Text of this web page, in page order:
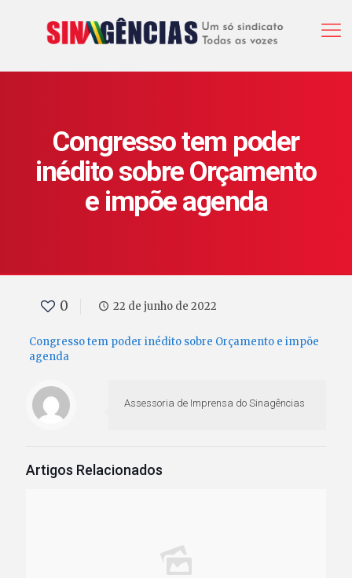
Congresso tem poder
inédito sobre Orçamento
e impõe agenda
0 22 de junho de 2022
Congresso tem poder inédito sobre Orçamento e impõe
agenda
Assessoria de Imprensa do Sinagências
Artigos Relacionados